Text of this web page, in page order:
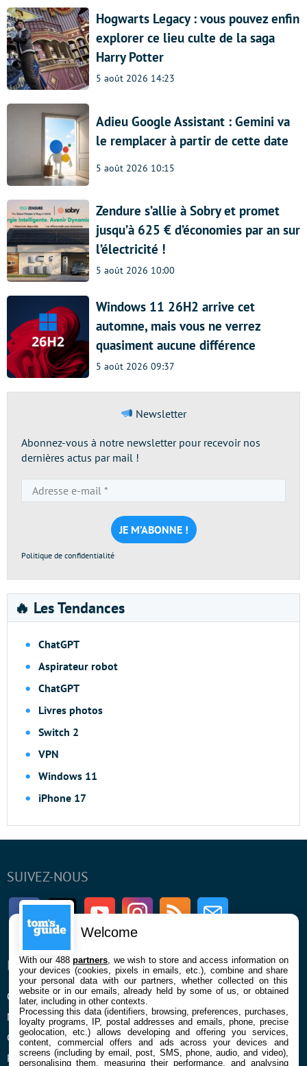
Hogwarts Legacy : vous pouvez enfin
explorer ce lieu culte de la saga
Harry Potter
5 août 2026 14:23
Adieu Google Assistant : Gemini va
le remplacer à partir de cette date
5 août 2026 10:15
Zendure s’allie à Sobry et promet
jusqu’à 625 € d’économies par an sur
l’électricité !
5 août 2026 10:00
Windows 11 26H2 arrive cet
automne, mais vous ne verrez
quasiment aucune différence
5 août 2026 09:37
Newsletter
Abonnez-vous à notre newsletter pour recevoir nos
dernières actus par mail !
e-
mail
*
Politique de confidentialité
🔥 Les Tendances
ChatGPT
Aspirateur robot
ChatGPT
Livres photos
Switch 2
VPN
Windows 11
iPhone 17
SUIVEZ-NOUS
FacebookTwitter Youtube InstagramRSS Newsletter
ENTREPRISE
Qui sommes nous
Mentions légales et CGU
Confidentialité et Cookies
Préférences cookies
À PROPOS
La rédaction
Contact
Welcome
With our 488partners , we wish to store and access information on
your devices (cookies, pixels in emails, etc.), combine and share
your personal data with our partners, whether collected on this
website or in our emails, already held by some of us, or obtained
later, including in other contexts.
Processing this data (identifiers, browsing, preferences, purchases,
loyalty programs, IP, postal addresses and emails, phone, precise
geolocation, etc.) allows developing and offering you services,
content, commercial offers and ads across your devices and
screens (including by email, post, SMS, phone, audio, and video),
personalising them, measuring their performance, and analysing